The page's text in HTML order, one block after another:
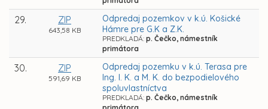
29. ZIP
643,58 KB
Odpredaj pozemkov v k.ú. Košické
Hámre pre G.K a Z.K.
PREDKLADÁ: p. Čečko, námestník
primátora
30. ZIP
591,69 KB
Odpredaj pozemku v k.ú. Terasa pre
Ing. I. K. a M. K. do bezpodielového
spoluvlastníctva
PREDKLADÁ: p. Čečko, námestník